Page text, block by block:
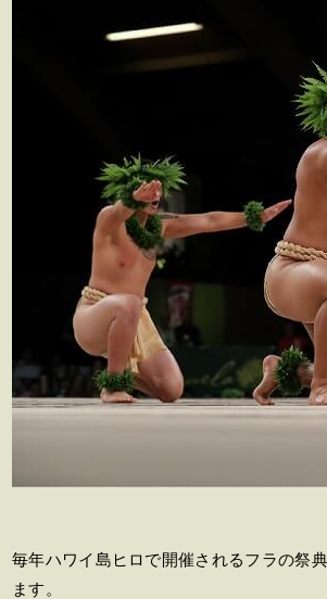
毎年ハワイ島ヒロで開催されるフラの祭
ます。